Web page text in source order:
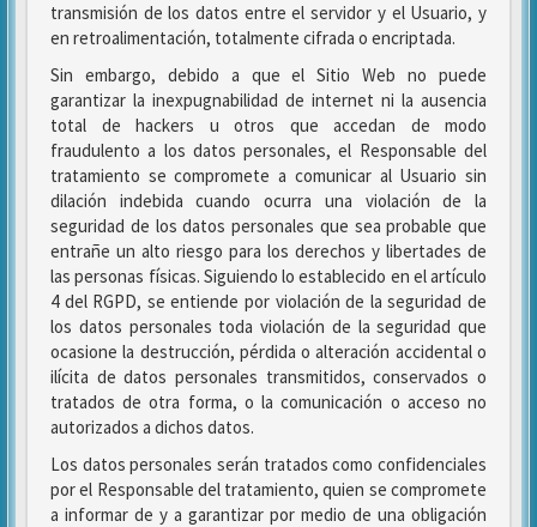
transmisión de los datos entre el servidor y el Usuario, y
en retroalimentación, totalmente cifrada o encriptada.
Sin embargo, debido a que el Sitio Web no puede
garantizar la inexpugnabilidad de internet ni la ausencia
total de hackers u otros que accedan de modo
fraudulento a los datos personales, el Responsable del
tratamiento se compromete a comunicar al Usuario sin
dilación indebida cuando ocurra una violación de la
seguridad de los datos personales que sea probable que
entrañe un alto riesgo para los derechos y libertades de
las personas físicas. Siguiendo lo establecido en el artículo
4 del RGPD, se entiende por violación de la seguridad de
los datos personales toda violación de la seguridad que
ocasione la destrucción, pérdida o alteración accidental o
ilícita de datos personales transmitidos, conservados o
tratados de otra forma, o la comunicación o acceso no
autorizados a dichos datos.
Los datos personales serán tratados como confidenciales
por el Responsable del tratamiento, quien se compromete
a informar de y a garantizar por medio de una obligación